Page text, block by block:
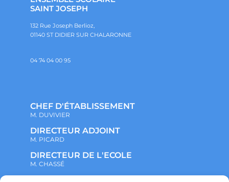
SAINT JOSEPH
132 Rue Joseph Berlioz,
01140 ST DIDIER SUR CHALARONNE
04 74 04 00 95
CHEF D'ÉTABLISSEMENT
M. DUVIVIER
DIRECTEUR ADJOINT
M. PICARD
DIRECTEUR DE L'ECOLE
M. CHASSÉ